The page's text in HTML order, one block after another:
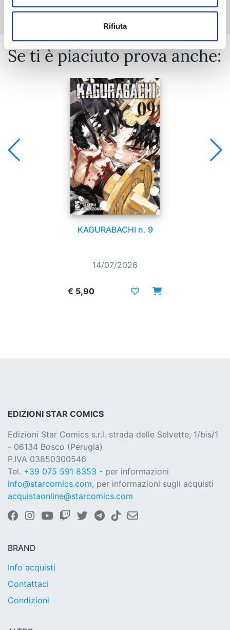
Rifiuta
Se ti è piaciuto prova anche:
KAGURABACHI n. 9
14/07/2026
€ 5,90
EDIZIONI STAR COMICS
Edizioni Star Comics s.r.l. strada delle Selvette, 1/bis/1
- 06134 Bosco (Perugia)
P.IVA 03850300546
Tel. +39 075 591 8353 - per informazioni
info@starcomics.com, per informazioni sugli acquisti
acquistaonline@starcomics.com
BRAND
Info acquisti
Contattaci
Condizioni